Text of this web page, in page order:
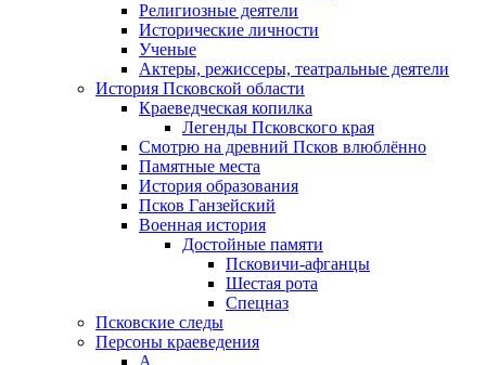
Религиозные деятели
Исторические личности
Ученые
Актеры, режиссеры, театральные деятели
История Псковской области
Краеведческая копилка
Легенды Псковского края
Смотрю на древний Псков влюблённо
Памятные места
История образования
Псков Ганзейский
Военная история
Достойные памяти
Псковичи-афганцы
Шестая рота
Спецназ
Псковские следы
Персоны краеведения
А